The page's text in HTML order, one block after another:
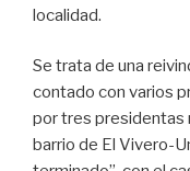
localidad.
Se trata de una
contado con varios
por tres presidentas
barrio de El Vivero-